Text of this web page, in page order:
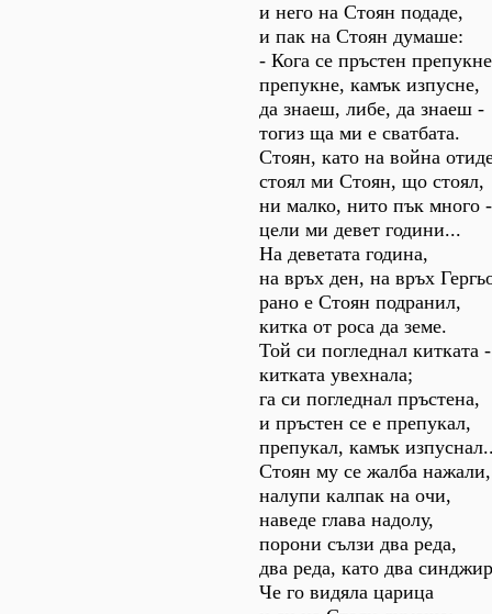
и него на Стоян подаде,
и пак на Стоян думаше:
- Кога се пръстен
препукне, камък изпусне,
да знаеш, либе, да знаеш -
тогиз ща ми е сватбата.
Стоян, като на война
стоял ми Стоян, що стоял,
ни малко, нито пък много -
цели ми девет години...
На деветата година,
на връх ден, на връх
рано е Стоян подранил,
китка от роса да земе.
Той си погледнал китката -
китката увехнала;
га си погледнал пръстена,
и пръстен се е препукал,
препукал, камък
Стоян му се жалба нажали,
налупи калпак на очи,
наведе глава надолу,
порони сълзи два реда,
два реда, като два
Че го видяла царица